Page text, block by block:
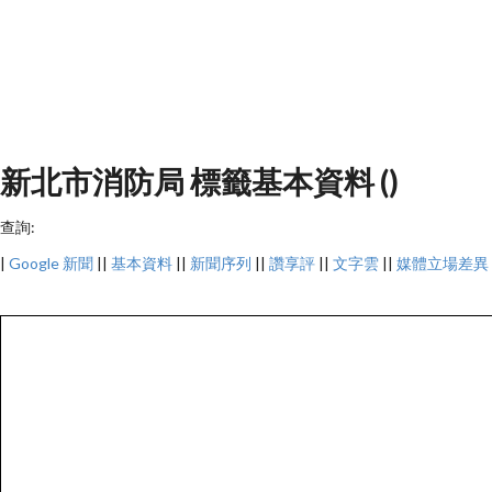
新北市消防局 標籤基本資料 ()
查詢:
| Google 新聞 || 基本資料 || 新聞序列 || 讚享評 || 文字雲 || 媒體立場差異